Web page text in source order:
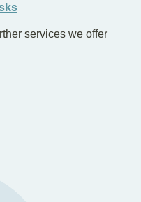
services we offer